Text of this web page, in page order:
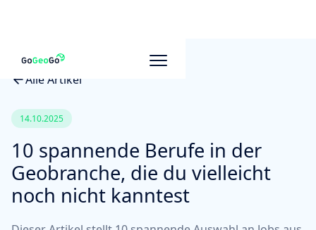
Alle Artikel
14.10.2025
10 spannende Berufe in der
Geobranche, die du vielleicht
noch nicht kanntest